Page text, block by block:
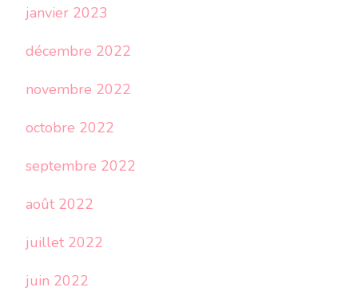
janvier 2023
décembre 2022
novembre 2022
octobre 2022
septembre 2022
août 2022
juillet 2022
juin 2022